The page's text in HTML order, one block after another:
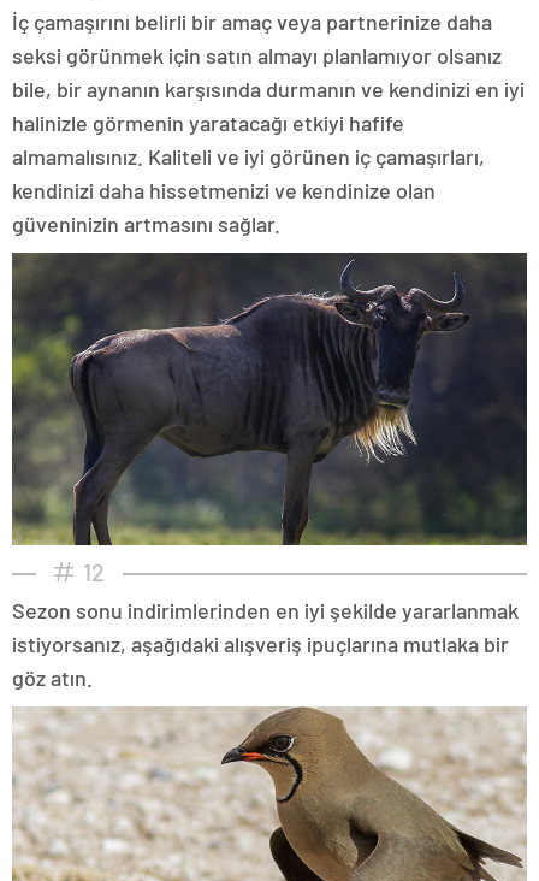
İç çamaşırını belirli bir amaç veya partnerinize daha
seksi görünmek için satın almayı planlamıyor olsanız
bile, bir aynanın karşısında durmanın ve kendinizi en iyi
halinizle görmenin yaratacağı etkiyi hafife
almamalısınız. Kaliteli ve iyi görünen iç çamaşırları,
kendinizi daha hissetmenizi ve kendinize olan
güveninizin artmasını sağlar.
12
Sezon sonu indirimlerinden en iyi şekilde yararlanmak
istiyorsanız, aşağıdaki alışveriş ipuçlarına mutlaka bir
göz atın.